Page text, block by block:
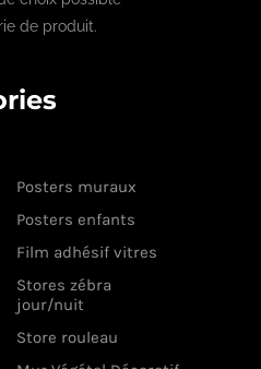
de produit.
Posters muraux
Posters enfants
Film adhésif vitres
Stores zébra
jour/nuit
Store rouleau